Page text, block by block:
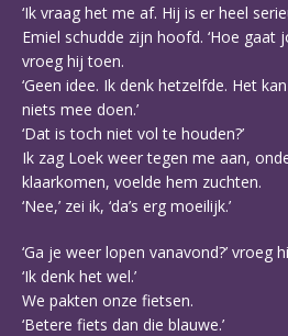
‘Ik vraag het me af. Hij is er heel
Emiel schudde zijn hoofd. ‘Hoe gaat
vroeg hij toen.
‘Geen idee. Ik denk hetzelfde. Het
niets mee doen.’
‘Dat is toch niet vol te houden?’
Ik zag Loek weer tegen me aan,
klaarkomen, voelde hem zuchten.
‘Nee,’ zei ik, ‘da’s erg moeilijk.’
‘Ga je weer lopen vanavond?’ vroeg
‘Ik denk het wel.’
We pakten onze fietsen.
‘Betere fiets dan die blauwe.’